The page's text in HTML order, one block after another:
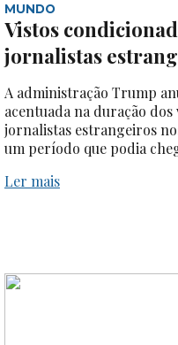
MUNDO
Vistos
jornalistas
A administração Trump
acentuada na duração dos
jornalistas estrangeiros
um período que podia
Ler mais